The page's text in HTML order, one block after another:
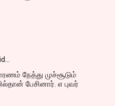
நேத்து முச்சூடும்
பேசினார். எ புவர்